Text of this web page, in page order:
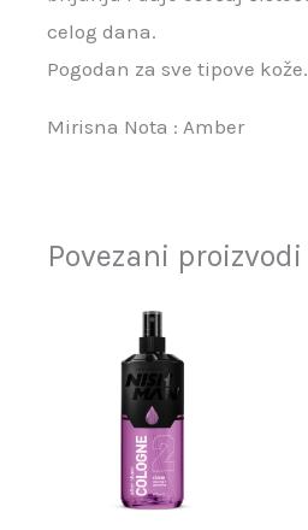
celog dana.
Pogodan za sve tipove kože.
Mirisna Nota : Amber
Povezani proizvodi